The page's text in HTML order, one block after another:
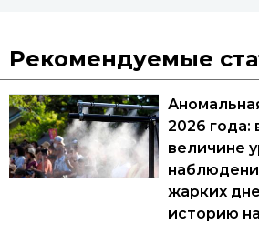
Рекомендуемые
2026 года:
величине
жарких
историю